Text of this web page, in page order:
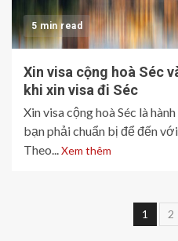
5 min read
Xin visa cộng hoà Séc
khi xin visa đi Séc
Xin visa cộng hoà Séc là
bạn phải chuẩn bị để đến
Theo...Xem thêm
Điều
1 2